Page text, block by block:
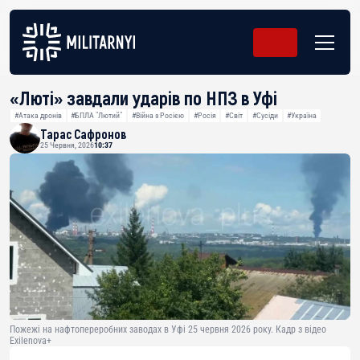
«Люті» завдали ударів по НПЗ в Уфі
#Атака дронів #БПЛА "Лютий" #Війна з Росією #Росія #Світ #Сусіди #Україна
Тарас Сафронов
25 Червня, 202610:37
Пожежі на нафтопереробних заводах в Уфі 25 червня 2026 року. Кадр з відео
Exilenova+